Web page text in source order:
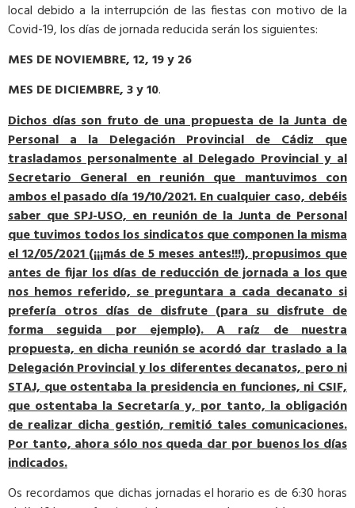
local debido a la interrupción de las fiestas con motivo de la
Covid-19, los días de jornada reducida serán los siguientes:
MES DE NOVIEMBRE, 12, 19 y 26
MES DE DICIEMBRE, 3 y 10.
Dichos días son fruto de una propuesta de la Junta de
Personal a la Delegación Provincial de Cádiz que
trasladamos personalmente al Delegado Provincial y al
Secretario General en reunión que mantuvimos con
ambos el pasado día 19/10/2021. En cualquier caso, debéis
saber que SPJ-USO, en reunión de la Junta de Personal
que tuvimos todos los sindicatos que componen la misma
el 12/05/2021 (¡¡¡más de 5 meses antes!!!), propusimos que
antes de fijar los días de reducción de jornada a los que
nos hemos referido, se preguntara a cada decanato si
prefería otros días de disfrute (para su disfrute de
forma seguida por ejemplo). A raíz de nuestra
propuesta, en dicha reunión se acordó dar traslado a la
Delegación Provincial y los diferentes decanatos, pero ni
STAJ, que ostentaba la presidencia en funciones, ni CSIF,
que ostentaba la Secretaría y, por tanto, la obligación
de realizar dicha gestión, remitió tales comunicaciones.
Por tanto, ahora sólo nos queda dar por buenos los días
indicados.
Os recordamos que dichas jornadas el horario es de 6:30 horas